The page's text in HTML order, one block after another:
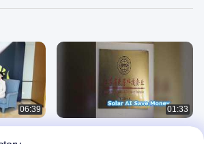
06:39
창
01:33